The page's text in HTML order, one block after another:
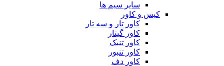
سایر سیم ها
کیس و کاور
کاور تار و سه تار
کاور گیتار
کاور تنبک
کاور تنبور
کاور دف